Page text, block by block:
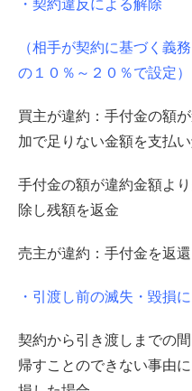
・契約違反による解除
（相手が契約に基づく義
の１０％～２０％で設定）
買主が違約：手付金の額
加で足りない金額を支払
手付金の額が違約金額よ
除し残額を返金
売主が違約：手付金を返
・引渡し前の滅失・毀損
契約から引き渡しまでの
帰すことのできない事由